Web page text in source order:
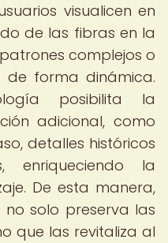
visualicen en
de las fibras en la
complejos o
de forma dinámica.
posibilita la
adicional, como
detalles históricos
enriqueciendo la
De esta manera,
solo preserva las
que las revitaliza al